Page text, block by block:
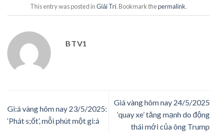
This entry was posted inGiải Trí. Bookmark thepermalink.
BTV1
Gi:á vàng hôm nay 23/5/2025:
‘Phát s;ốt’, mỗi phút một gi:á
Giá vàng hôm nay 24/5/2025
‘quay xe’ tăng mạnh do động
thái mới của ông Trump